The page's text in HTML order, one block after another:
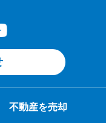
不動産を売却